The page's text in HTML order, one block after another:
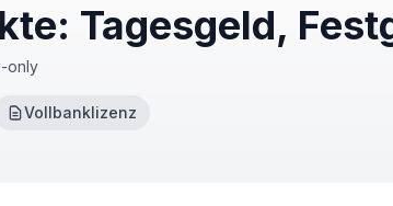
Tagesgeld,
only
Vollbanklizenz